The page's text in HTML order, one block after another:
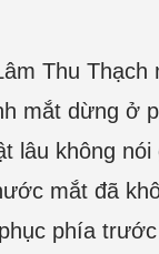
Thu Thạch
mắt dừng ở
lâu không nói
mắt đã
phía